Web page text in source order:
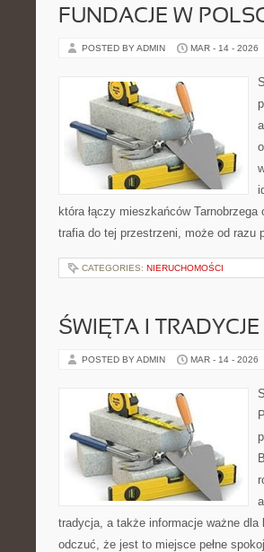
FUNDACJE W
POSTED BY ADMIN MAR - 14 - 2026
która łączy mieszkańców
trafia do tej przestrzeni, może od
CATEGORIES: NIERUCHOMOŚCI
ŚWIĘTA I
POSTED BY ADMIN MAR - 14 - 2026
tradycja, a także informacje ważne
odczuć, że jest to miejsce pełne